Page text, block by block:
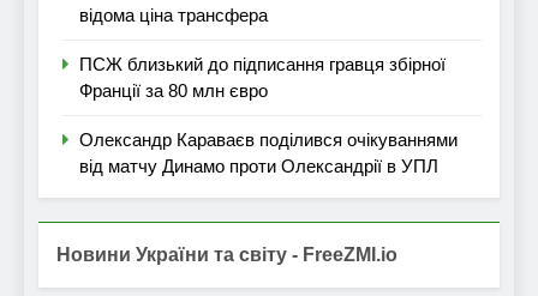
відома ціна трансфера
ПСЖ близький до підписання гравця збірної
Франції за 80 млн євро
Олександр Караваєв поділився очікуваннями
від матчу Динамо проти Олександрії в УПЛ
Новини України та світу - FreeZMI.io